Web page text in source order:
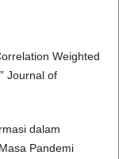
Weighted
Journal of
dalam
Pandemi